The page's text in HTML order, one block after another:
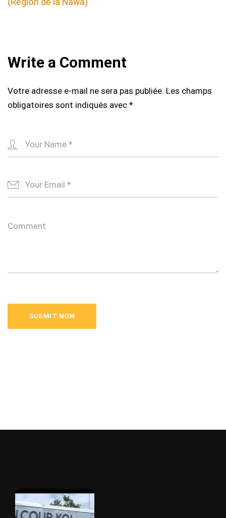
Write a Comment
Votre adresse e-mail ne sera pas publiée. Les champs
obligatoires sont indiqués avec *